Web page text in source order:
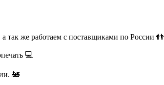
так же работаем с поставщиками по России 👬
💻
🚂